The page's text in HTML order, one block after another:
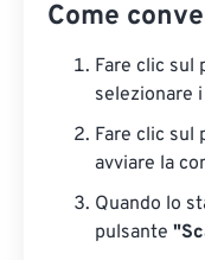
Come
Fare clic sul
selezionare
Fare clic sul
avviare la
Quando lo
pulsante